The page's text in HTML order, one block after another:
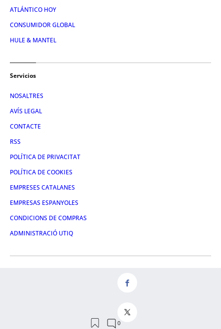
ATLÁNTICO HOY
CONSUMIDOR GLOBAL
HULE & MANTEL
Servicios
NOSALTRES
AVÍS LEGAL
CONTACTE
RSS
POLÍTICA DE PRIVACITAT
POLÍTICA DE COOKIES
EMPRESES CATALANES
EMPRESAS ESPANYOLES
CONDICIONS DE COMPRAS
ADMINISTRACIÓ UTIQ